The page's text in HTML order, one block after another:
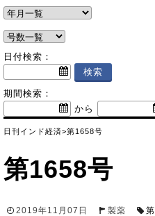
日付検索：
期間検索：
から
日刊インド経済>第1658号
第1658号
2019年11月07日 製薬 第